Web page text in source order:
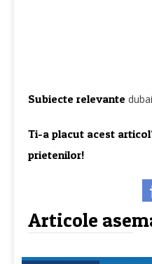
Subiecte relevante dubai
Ti-a placut acest
prietenilor!
Articole